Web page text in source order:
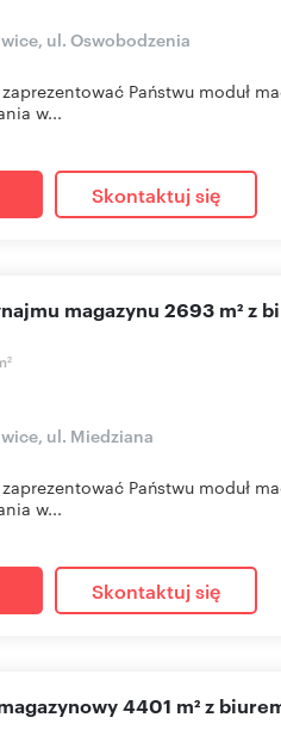
ul. Oswobodzenia
Państwu moduł
w...
Skontaktuj się
2
magazynu 2693 m² z
ul. Miedziana
Państwu moduł
w...
Skontaktuj się
magazynowy 4401 m² z